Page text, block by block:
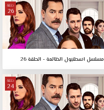
حلقة
26
مسلسل اسطنبول الظالمة - الحلقة 26
حلقة
24